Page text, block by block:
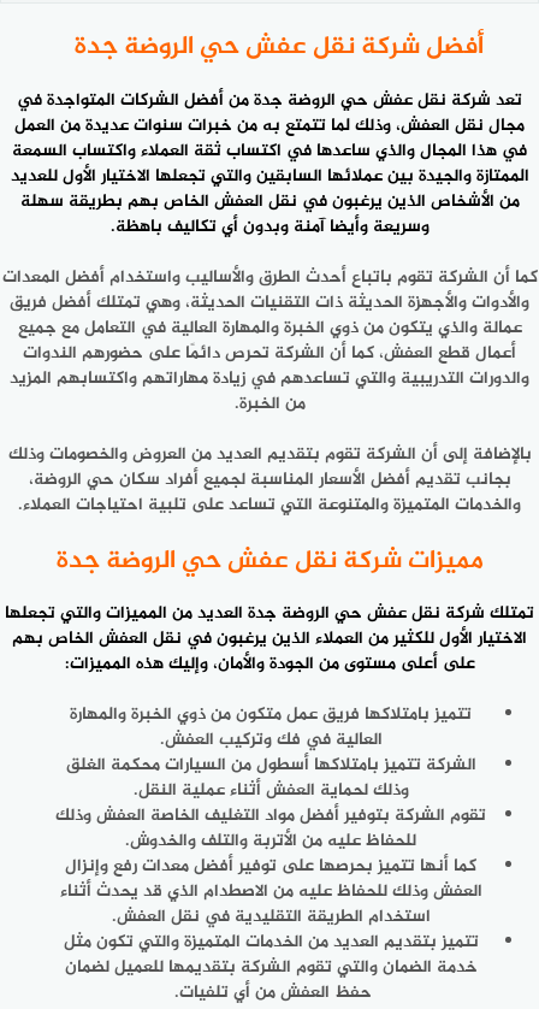
أفضل شركة نقل عفش حي الروضة جدة
تعد شركة نقل عفش حي الروضة جدةمن أفضل الشركات المتواجدة في
مجال نقل العفش، وذلك لما تتمتع به من خبرات سنوات عديدة من العمل
في هذا المجال والذي ساعدها في اكتساب ثقة العملاء واكتساب السمعة
الممتازة والجيدة بين عملائها السابقين والتي تجعلها الاختيار الأول للعديد
من الأشخاص الذين يرغبون في نقل العفش الخاص بهم بطريقة سهلة
وسريعة وأيضا آمنة وبدون أي تكاليف باهظة.
كما أن الشركة تقوم باتباع أحدث الطرق والأساليب واستخدام أفضل المعدات
والأدوات والأجهزة الحديثة ذات التقنيات الحديثة، وهي تمتلك أفضل فريق
عمالة والذي يتكون من ذوي الخبرة والمهارة العالية في التعامل مع جميع
أعمال قطع العفش، كما أن الشركة تحرص دائمًا على حضورهم الندوات
والدورات التدريبية والتي تساعدهم في زيادة مهاراتهم واكتسابهم المزيد
من الخبرة.
بالإضافة إلى أن الشركة تقوم بتقديم العديد من العروض والخصومات وذلك
بجانب تقديم أفضل الأسعار المناسبة لجميع أفراد سكان حي الروضة،
والخدمات المتميزة والمتنوعة التي تساعد على تلبية احتياجات العملاء.
مميزات شركة نقل عفش حي الروضة جدة
تمتلك شركة نقل عفش حي الروضة جدة العديد من المميزات والتي تجعلها
الاختيار الأول للكثير من العملاء الذين يرغبون في نقل العفش الخاص بهم
على أعلى مستوى من الجودة والأمان، وإليك هذه المميزات:
تتميز بامتلاكها فريق عمل متكون من ذوي الخبرة والمهارة
العالية في فك وتركيب العفش.
الشركة تتميز بامتلاكها أسطول من السيارات محكمة الغلق
وذلك لحماية العفش أثناء عملية النقل.
تقوم الشركة بتوفير أفضل مواد التغليف الخاصة العفش وذلك
للحفاظ عليه من الأتربة والتلف والخدوش.
كما أنها تتميز بحرصها على توفير أفضل معدات رفع وإنزال
العفش وذلك للحفاظ عليه من الاصطدام الذي قد يحدث أثناء
استخدام الطريقة التقليدية في نقل العفش.
تتميز بتقديم العديد من الخدمات المتميزة والتي تكون مثل
خدمة الضمان والتي تقوم الشركة بتقديمها للعميل لضمان
حفظ العفش من أي تلفيات.